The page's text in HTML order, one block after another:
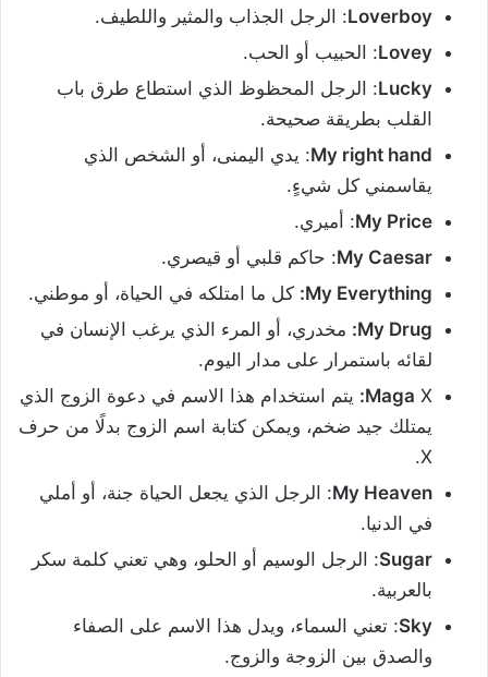
Loverboy: الرجل الجذاب والمثير واللطيف.
Lovey: الحبيب أو الحب.
Lucky: الرجل المحظوظ الذي استطاع طرق باب
القلب بطريقة صحيحة.
My right hand: يدي اليمنى، أو الشخص الذي
يقاسمني كل شيءٍ.
My Price: أميري.
My Caesar: حاكم قلبي أو قيصري.
My Everything: كل ما امتلكه في الحياة، أو موطني.
My Drug: مخدري، أو المرء الذي يرغب الإنسان في
لقائه باستمرار على مدار اليوم.
Maga X
: يتم استخدام هذا الاسم في دعوة الزوج الذي
يمتلك جيد ضخم، ويمكن كتابة اسم الزوج بدلًا من حرف
X.
My Heaven: الرجل الذي يجعل الحياة جنة، أو أملي
في الدنيا.
Sugar: الرجل الوسيم أو الحلو، وهي تعني كلمة سكر
بالعربية.
Sky: تعني السماء، ويدل هذا الاسم على الصفاء
والصدق بين الزوجة والزوج.